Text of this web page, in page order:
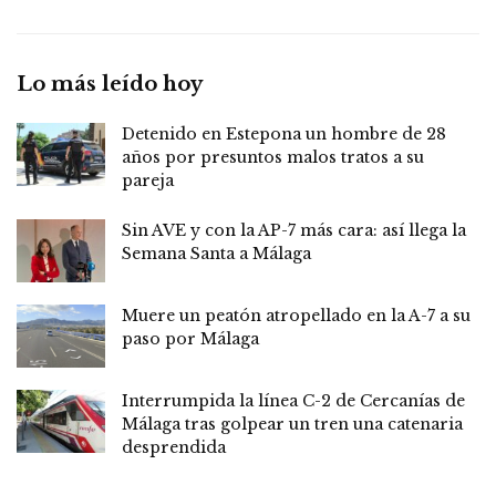
Lo más leído hoy
Detenido en Estepona un hombre de 28
años por presuntos malos tratos a su
pareja
Sin AVE y con la AP-7 más cara: así llega la
Semana Santa a Málaga
Muere un peatón atropellado en la A-7 a su
paso por Málaga
Interrumpida la línea C-2 de Cercanías de
Málaga tras golpear un tren una catenaria
desprendida